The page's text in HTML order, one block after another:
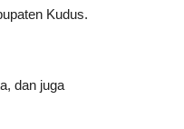
Kudus.
dan juga